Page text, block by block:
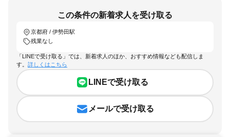
この条件の新着求人を受け取る
京都府 / 伊勢田駅
残業なし
「LINEで受け取る」では、新着求人のほか、おすすめ情報なども配信しま
す。 詳しくはこちら
LINEで受け取る
メールで受け取る